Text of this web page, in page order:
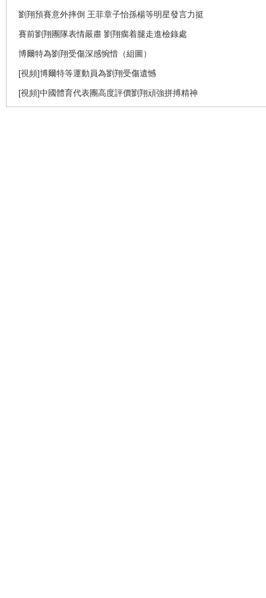
劉翔預賽意外摔倒 王菲章子怡孫楊等明星發言力挺
賽前劉翔團隊表情嚴肅 劉翔瘸着腿走進檢錄處
博爾特為劉翔受傷深感惋惜（組圖）
[視頻]博爾特等運動員為劉翔受傷遺憾
[視頻]中國體育代表團高度評價劉翔頑強拼搏精神